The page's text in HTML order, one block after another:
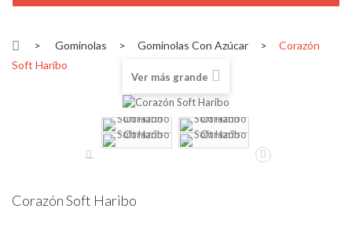
> Gominolas > Gominolas Con Azúcar >
Corazón
Soft Haribo
Ver más grande
Corazón Soft Haribo